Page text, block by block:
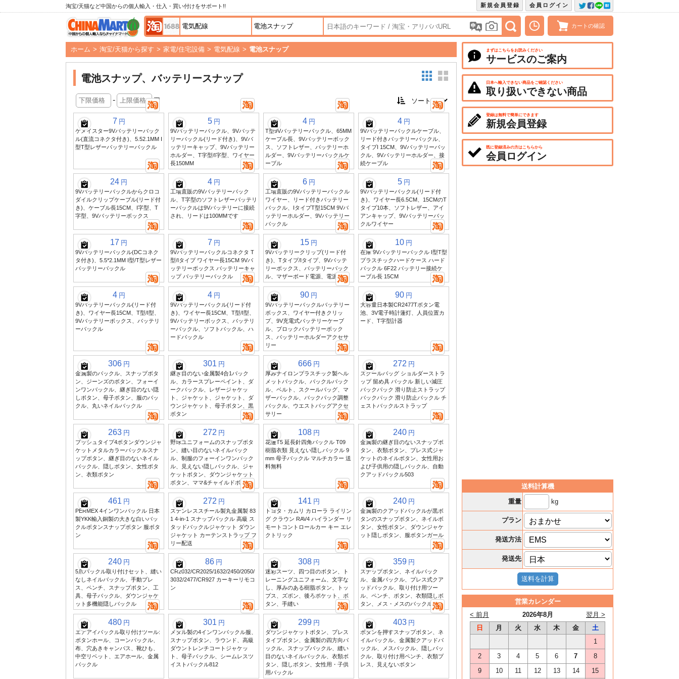
淘宝/天猫など中国からの個人輸入・仕入・買い付けをサポート!! 会員ログイン
新規会員登録
カートの確認
ホーム > 淘宝/天猫から探す > 家電/住宅設備 > 電気配線 > 電池スナップ
電池スナップ、バッテリースナップ
- 円
7 円
ケメイスター9Vバッテリーバック
ル(直流コネクタ付き)、5.52.1MM I
型T型レザーバッテリーバックル
5 円
9Vバッテリーバックル、9Vバッテ
リーバックル(リード付き)、9Vバ
ッテリーキャップ、9Vバッテリー
ホルダー、T字型/I字型、ワイヤー
長150MM
4 円
T型9Vバッテリーバックル、65MM
ケーブル長、9Vバッテリーボック
ス、ソフトレザー、バッテリーホ
ルダー、9Vバッテリーバックルケ
ーブル
4 円
9Vバッテリーバックルケーブル、
リード付きバッテリーバックル、
タイプI 15CM、9Vバッテリーバッ
クル、9Vバッテリーホルダー、接
続ケーブル
24 円
9Vバッテリーバックルからクロコ
ダイルクリップケーブル(リード付
き)、ケーブル長15CM、I字型、T
字型、9Vバッテリーボックス
4 円
工場直販の9Vバッテリーバック
ル、T字型のソフトレザーバッテリ
ーバックルは9Vバッテリーに接続
され、リードは100MMです
6 円
工場直販の9Vバッテリーバックル
ワイヤー、リード付きバッテリー
バックル、IタイプT型15CM 9Vバ
ッテリーホルダー、9Vバッテリー
バックル
5 円
9Vバッテリーバックル(リード付
き)、ワイヤー長6.5CM、15CMのT
タイプ10本、ソフトレザー、アイ
アンキャップ、9Vバッテリーバッ
クルワイヤー
17 円
9Vバッテリーバックル(DCコネク
タ付き)、5.5*2.1MM I型/T型レザー
バッテリーバックル
7 円
9Vバッテリーバックルコネクタ T
型/Iタイプ ワイヤー長15CM 9Vバ
ッテリーボックス バッテリーキャ
ップ バッテリーバックル
15 円
9Vバッテリークリップ(リード付
き)、Tタイプ/Iタイプ、9Vバッテ
リーボックス、バッテリーバック
ル、マザーボード電源、電源
10 円
在庫 9Vバッテリーバックル I型T型
プラスチックハードケース ハード
バックル 6F22 バッテリー接続ケ
ーブル長 15CM
4 円
9Vバッテリーバックル(リード付
き)、ワイヤー長15CM、T型/I型、
9Vバッテリーボックス、バッテリ
ーバックル
4 円
9Vバッテリーバックル(リード付
き)、ワイヤー長15CM、T型/I型、
9Vバッテリーボックス、バッテリ
ーバックル、ソフトバックル、ハ
ードバックル
90 円
9Vバッテリーバックルバッテリー
ボックス、ワイヤー付きクリッ
プ、9V充電式バッテリーケーブ
ル、ブロックバッテリーボック
ス、バッテリーホルダーアクセサ
リー
90 円
大容量日本製CR2477Tボタン電
池、3V電子時計蓮灯、人員位置カ
ード、T字型計器
306 円
金属製のバックル、スナップボタ
ン、ジーンズのボタン、フォーイ
ンワンバックル、継ぎ目のない隠
しボタン、母子ボタン、服のバッ
クル、丸いネイルバックル
301 円
継ぎ目のない金属製4合1バック
ル、カラースプレーペイント、ダ
ークバックル、レザージャケッ
ト、ジャケット、ジャケット、ダ
ウンジャケット、母子ボタン、黒
ボタン
666 円
厚みナイロンプラスチック製ヘル
メットバックル、バックルバック
ル、ベルト、スクールバッグ、マ
ザーバックル、バックパック調整
バックル、ウエストバッグアクセ
サリー
272 円
スクールバッグ ショルダーストラ
ップ 留め具 バックル 新しい減圧
バックパック 滑り防止ストラップ
バックパック 滑り防止バックル チ
ェストバックルストラップ
263 円
プッシュタイプ4ボタンダウンジャ
ケットメタルカラーバックルスナ
ップボタン、継ぎ目のないネイル
バックル、隠しボタン、女性ボタ
ン、衣類ボタン
272 円
野球ユニフォームのスナップボタ
ン、縫い目のないネイルバック
ル、制服のフォーインワンバック
ル、見えない隠しバックル、ジャ
ケットボタン、ダウンジャケット
ボタン、ママ&チャイルドボタン
108 円
花蓮T5 延長針四角バックル T09
樹脂衣類 見えない隠しバックル 9
mm 母子バックル マルチカラー 送
料無料
240 円
金属製の継ぎ目のないスナップボ
タン、衣類ボタン、プレス式ジャ
ケットのネイルボタン、女性用お
よび子供用の隠しバックル、自動
クアッドバックル503
461 円
PERMEX 4インワンバックル 日本
製YKK輸入銅製の大きな白いバッ
クルボタンスナップボタン 服ボタ
ン
272 円
ステンレススチール製丸金属製 83
1 4-in-1 スナップバックル 高級 ス
タッドバックルジャケット ダウン
ジャケット カーテンストラップ フ
リー配送
141 円
トヨタ・カムリ カローラ ライリン
グ クラウン RAV4 ハイランダー リ
モートコントロールカー キー エレ
クトリック
240 円
金属製のクアッドバックルが黒ボ
タンのスナップボタン、ネイルボ
タン、女性ボタン、ダウンジャケ
ット隠しボタン、服ボタンガール
240 円
5爪バックル取り付けセット、縫い
なしネイルバックル、手動プレ
ス、ペンチ、スナップボタン、工
具、母子バックル、ダウンジャケ
ット多機能隠しバックル
86 円
CR2032/CR2025/1632/2450/2050/
3032/2477/CR927 カーキーリモコ
ン
308 円
迷彩スーツ、四つ目のボタン、ト
レーニングユニフォーム、文字な
し、厚みのある樹脂ボタン、トッ
プス、ズボン、後ろポケット、ボ
タン、手縫い
359 円
スナップボタン、ネイルバック
ル、金属バックル、プレス式クア
ッドバックル、取り付け用ツー
ル、ペンチ、ボタン、衣類隠しボ
タン、メス・メスのバックル
480 円
エアアイバックル取り付けツール:
ボタンホール、コーンバックル、
布、穴あきキャンバス、靴ひも、
中空リベット、エアホール、金属
バックル
301 円
メタル製の4インワンバックル服、
スナップボタン、ラウンド、高級
ダウントレンチコートジャケッ
ト、母子バックル、シームレスツ
イストバックル812
299 円
ダウンジャケットボタン、プレス
タイプボタン、金属製の四方向バ
ックル、スナップバックル、縫い
目のないネイルバックル、衣類ボ
タン、隠しボタン、女性用・子供
用バックル
403 円
ボタンを押すスナップボタン、ネ
イルバックル、金属製クアッドバ
ックル、メスバックル、隠しバッ
クル、取り付け用ペンチ、衣類プ
レス、見えないボタン
まずはこちらをお読みください
サービスのご案内
日本へ輸入できない商品をご確認ください
取り扱いできない商品
登録は無料で簡単にできます
新規会員登録
既に登録済みの方はこちらから
会員ログイン
送料計算機
重量
kg
プラン
発送方法
発送先
営業カレンダー
2026年8月
< 前月
翌月 >
日
月 火 水 木 金
土
1
2
3 4 5 6 7
8
9
10 11 12 13 14
15